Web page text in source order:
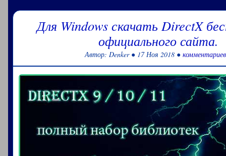
Для Windows скачать DirectX
официального сайта.
Автор: Denker ● 17 Ноя 2018 ●